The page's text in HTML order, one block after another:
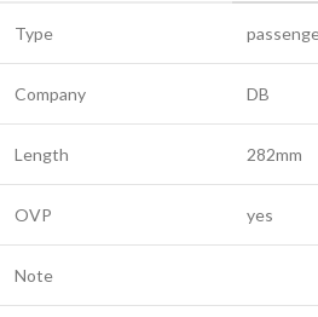
Type
Company DB
Length 282mm
OVP yes
Note